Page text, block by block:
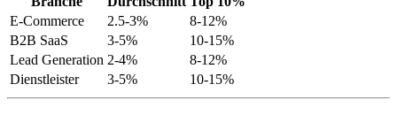
E-Commerce
2.5-3%
8-12%
B2B SaaS
3-5%
10-15%
Lead Generation 2-4%
8-12%
Dienstleister
3-5% 10-15%